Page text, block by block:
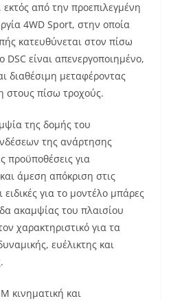
από την προεπιλεγμένη
4WD Sport, στην οποία
κατευθύνεται στον πίσω
είναι απενεργοποιημένο,
διαθέσιμη μεταφέροντας
στους πίσω τροχούς.
της δομής του
της ανάρτησης
προϋποθέσεις για
άμεση απόκριση στις
για το μοντέλο μπάρες
ακαμψίας του πλαισίου
χαρακτηριστικό για τα
ευέλικτης και
κινηματική και